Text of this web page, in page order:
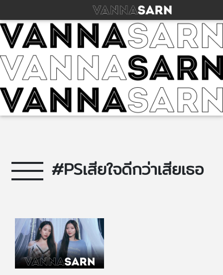
#PSเสียใจดีกว่าเสียเธอ